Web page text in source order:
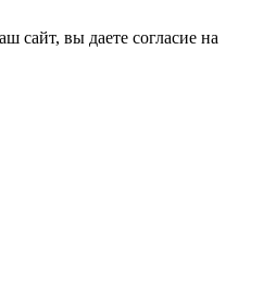
сайт, вы даете согласие на